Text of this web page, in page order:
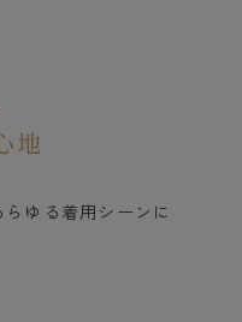
地
ゆる着用シーンに